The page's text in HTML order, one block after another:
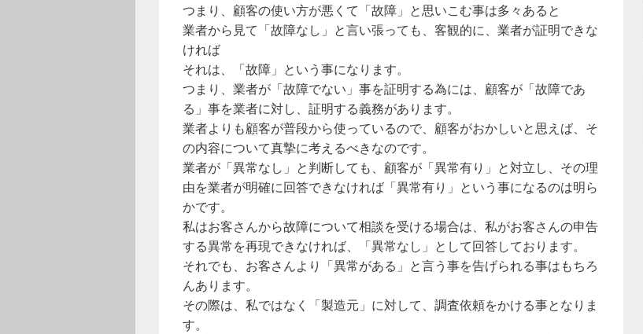
つまり、顧客の使い方が悪くて「故障」と思いこむ事は多々あると
業者から見て「故障なし」と言い張っても、客観的に、業者が証明できな
ければ
それは、「故障」という事になります。
つまり、業者が「故障でない」事を証明する為には、顧客が「故障であ
る」事を業者に対し、証明する義務があります。
業者よりも顧客が普段から使っているので、顧客がおかしいと思えば、そ
の内容について真摯に考えるべきなのです。
業者が「異常なし」と判断しても、顧客が「異常有り」と対立し、その理
由を業者が明確に回答できなければ「異常有り」という事になるのは明ら
かです。
私はお客さんから故障について相談を受ける場合は、私がお客さんの申告
する異常を再現できなければ、「異常なし」として回答しております。
それでも、お客さんより「異常がある」と言う事を告げられる事はもちろ
んあります。
その際は、私ではなく「製造元」に対して、調査依頼をかける事となりま
す。